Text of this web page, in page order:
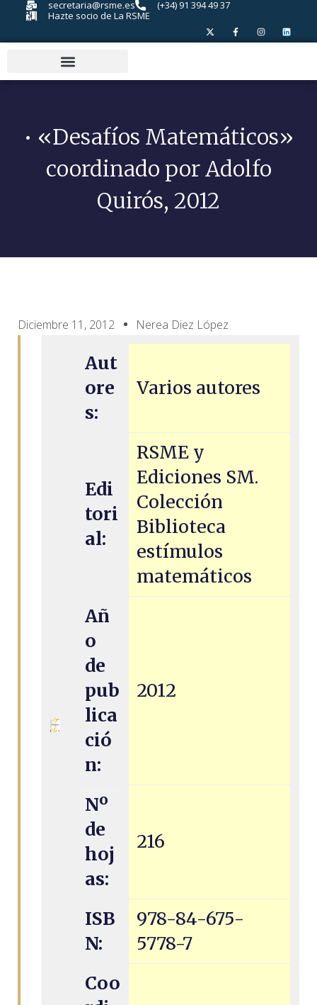
secretaria@rsme.es
(+34) 91 394 49 37
Hazte socio de La RSME
• «Desafíos Matemáticos»
coordinado por Adolfo
Quirós, 2012
Diciembre 11, 2012 Nerea Diez López
Aut
ore
s:
Varios autores
Edi
tori
al:
RSME y
Ediciones SM.
Colección
Biblioteca
estímulos
matemáticos
Añ
o
de
pub
lica
ció
n:
2012
Nº
de
hoj
as:
216
ISB
N:
978-84-675-
5778-7
Coo